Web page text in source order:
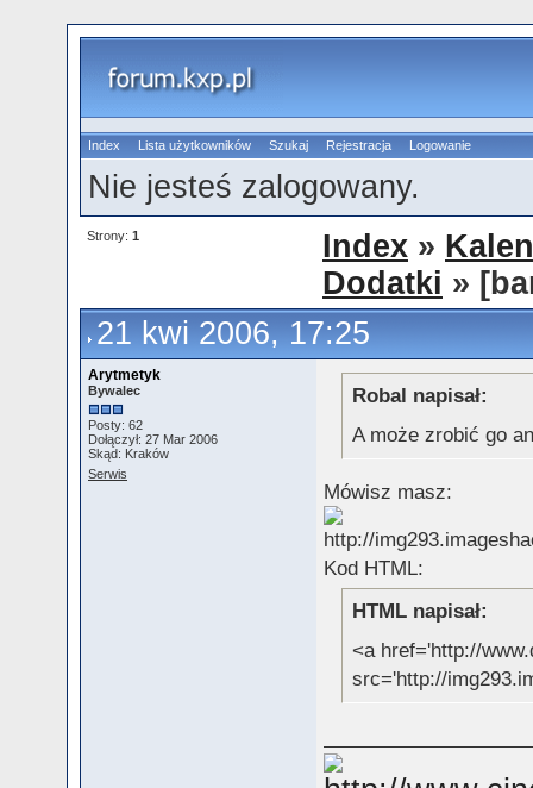
Index Lista użytkowników Szukaj Rejestracja Logowanie
Nie jesteś zalogowany.
Strony: 1 Index »
Dodatki »
21 kwi 2006, 17:25
Arytmetyk
Bywalec
Posty: 62
Dołączył: 27 Mar 2006
Skąd: Kraków
Serwis
Robal napisał:
A może zrobić go
Mówisz masz:
Kod HTML:
HTML napisał:
<a href='http://
src='http://